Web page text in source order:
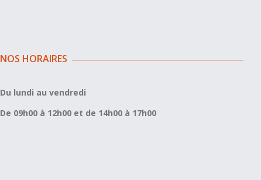
NOS HORAIRES
Du lundi au vendredi
De 09h00 à 12h00 et de 14h00 à 17h00